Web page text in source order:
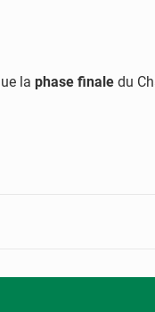
la phase finale du